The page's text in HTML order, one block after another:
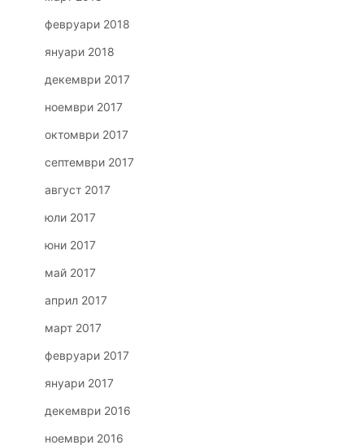
февруари 2018
януари 2018
декември 2017
ноември 2017
октомври 2017
септември 2017
август 2017
юли 2017
юни 2017
май 2017
април 2017
март 2017
февруари 2017
януари 2017
декември 2016
ноември 2016